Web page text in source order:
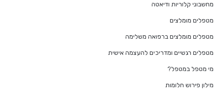
מחשבוני קלוריות ודיאטה
מטפלים מומלצים
מטפלים מומלצים ברפואה משלימה
מטפלים רגשיים ומדריכים להעצמה אישית
מי מטפל במטפל?
מילון פירוש חלומות